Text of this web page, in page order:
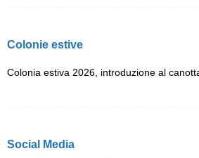
Colonie estive
Colonia estiva 2026, introduzione al
Social Media